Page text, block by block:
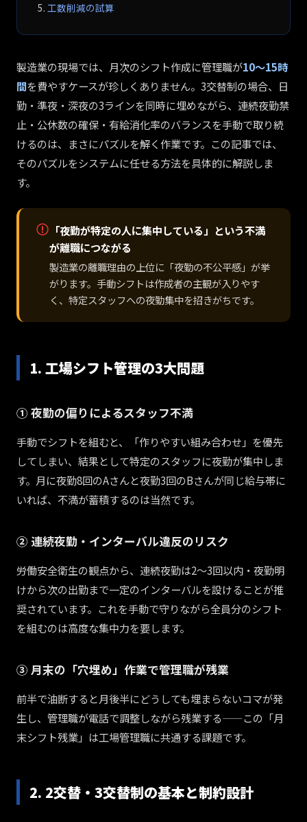
工数削減の試算
製造業の現場では、月次のシフト作成に管理職が10〜15時
間を費やすケースが珍しくありません。3交替制の場合、日
勤・準夜・深夜の3ラインを同時に埋めながら、連続夜勤禁
止・公休数の確保・有給消化率のバランスを手動で取り続
けるのは、まさにパズルを解く作業です。この記事では、
そのパズルをシステムに任せる方法を具体的に解説しま
す。
「夜勤が特定の人に集中している」という不満
が離職につながる
製造業の離職理由の上位に「夜勤の不公平感」が挙
がります。手動シフトは作成者の主観が入りやす
く、特定スタッフへの夜勤集中を招きがちです。
1. 工場シフト管理の3大問題
① 夜勤の偏りによるスタッフ不満
手動でシフトを組むと、「作りやすい組み合わせ」を優先
してしまい、結果として特定のスタッフに夜勤が集中しま
す。月に夜勤8回のAさんと夜勤3回のBさんが同じ給与帯に
いれば、不満が蓄積するのは当然です。
② 連続夜勤・インターバル違反のリスク
労働安全衛生の観点から、連続夜勤は2〜3回以内・夜勤明
けから次の出勤まで一定のインターバルを設けることが推
奨されています。これを手動で守りながら全員分のシフト
を組むのは高度な集中力を要します。
③ 月末の「穴埋め」作業で管理職が残業
前半で油断すると月後半にどうしても埋まらないコマが発
生し、管理職が電話で調整しながら残業する——この「月
末シフト残業」は工場管理職に共通する課題です。
2. 2交替・3交替制の基本と制約設計